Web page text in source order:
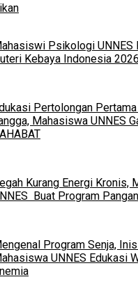
Psikologi UNNES
Kebaya Indonesia 2026
Pertolongan
Mahasiswa UNNES
Kurang Energi Kronis,
Buat Program
Program Senja,
UNNES Edukasi